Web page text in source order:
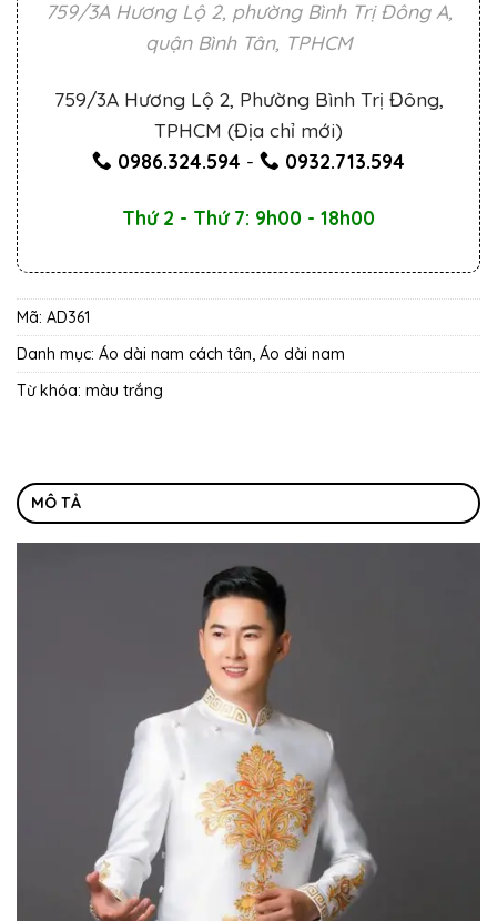
759/3A Hương Lộ 2, phường Bình Trị Đông A,
quận Bình Tân, TPHCM
759/3A Hương Lộ 2, Phường Bình Trị Đông,
TPHCM (Địa chỉ mới)
0986.324.594 - 0932.713.594
Thứ 2 - Thứ 7: 9h00 - 18h00
Mã: AD361
Danh mục: Áo dài nam cách tân, Áo dài nam
Từ khóa: màu trắng
MÔ TẢ